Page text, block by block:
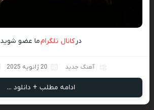
درکانال تلگرامما عضو شوید
آهنگ جدید 20 ژانویه 2025
ادامه مطلب + دانلود ...